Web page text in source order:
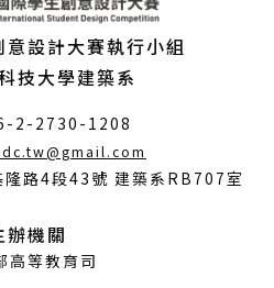
設計大賽執行小組
技大學建築系
2-2730-1208
開
路4段43號 建築系RB707室
辦機關
高等教育司